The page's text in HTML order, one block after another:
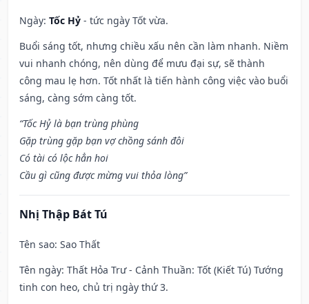
Ngày: Tốc Hỷ - tức ngày Tốt vừa.
Buổi sáng tốt, nhưng chiều xấu nên cần làm nhanh. Niềm
vui nhanh chóng, nên dùng để mưu đại sự, sẽ thành
công mau lẹ hơn. Tốt nhất là tiến hành công việc vào buổi
sáng, càng sớm càng tốt.
“Tốc Hỷ là bạn trùng phùng
Gặp trùng gặp bạn vợ chồng sánh đôi
Có tài có lộc hẳn hoi
Cầu gì cũng được mừng vui thỏa lòng”
Nhị Thập Bát Tú
Tên sao: Sao Thất
Tên ngày: Thất Hỏa Trư - Cảnh Thuần: Tốt (Kiết Tú) Tướng
tinh con heo, chủ trị ngày thứ 3.